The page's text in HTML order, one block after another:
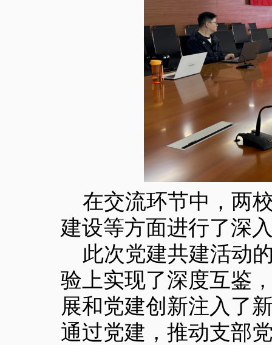
在交流环节中，两
建设等方面进行了深
此次党建共建活动
验上实现了深度互鉴
展和党建创新注入了
通过党建，推动支部